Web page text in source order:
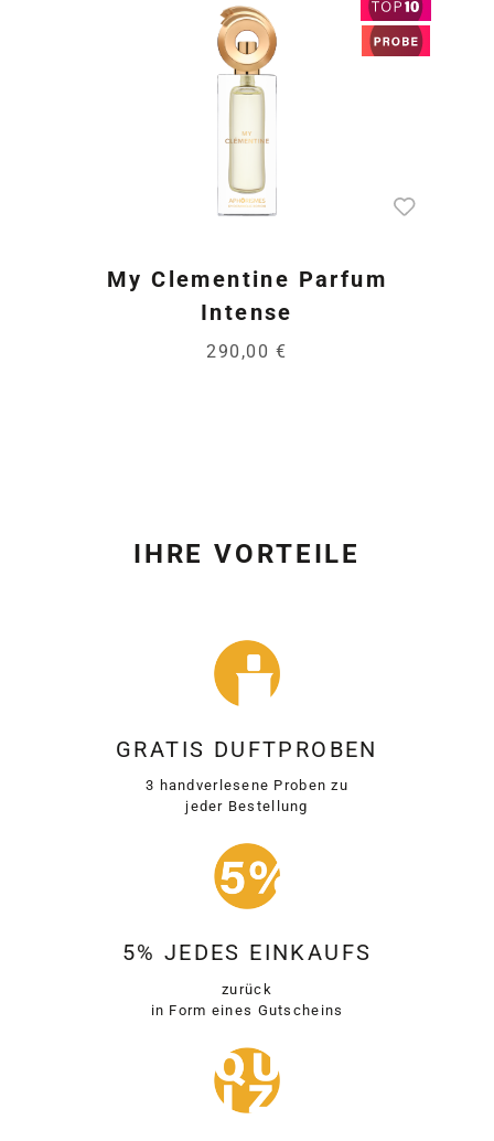
My Clementine Parfum
Intense
290,00 €
IHRE VORTEILE
GRATIS DUFTPROBEN
3 handverlesene Proben zu
jeder Bestellung
5% JEDES EINKAUFS
zurück
in Form eines Gutscheins